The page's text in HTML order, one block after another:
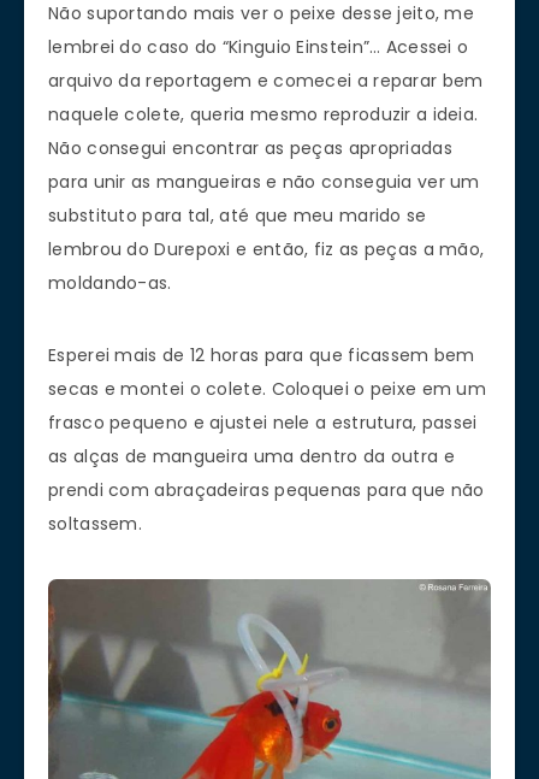
Não suportando mais ver o peixe desse jeito, me
lembrei do caso do “Kinguio Einstein”… Acessei o
arquivo da reportagem e comecei a reparar bem
naquele colete, queria mesmo reproduzir a ideia.
Não consegui encontrar as peças apropriadas
para unir as mangueiras e não conseguia ver um
substituto para tal, até que meu marido se
lembrou do Durepoxi e então, fiz as peças a mão,
moldando-as.
Esperei mais de 12 horas para que ficassem bem
secas e montei o colete. Coloquei o peixe em um
frasco pequeno e ajustei nele a estrutura, passei
as alças de mangueira uma dentro da outra e
prendi com abraçadeiras pequenas para que não
soltassem.